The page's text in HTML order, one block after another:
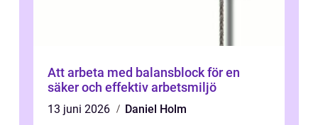
Att arbeta med balansblock för en
säker och effektiv arbetsmiljö
13 juni 2026
Daniel Holm